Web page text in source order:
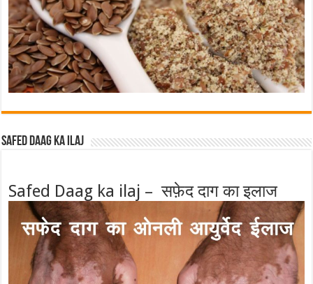
Safed Daag ka ilaj
Safed Daag ka ilaj – सफ़ेद दाग का इलाज